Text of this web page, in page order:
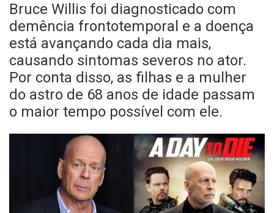
Bruce Willis foi diagnosticado com
demência frontotemporal e a doença
está avançando cada dia mais,
causando sintomas severos no ator.
Por conta disso, as filhas e a mulher
do astro de 68 anos de idade passam
o maior tempo possível com ele.